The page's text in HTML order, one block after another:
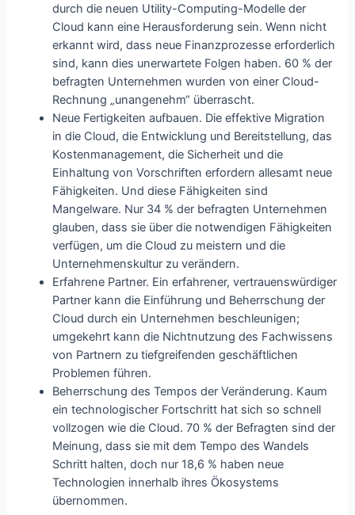
durch die neuen Utility-Computing-Modelle der
Cloud kann eine Herausforderung sein. Wenn nicht
erkannt wird, dass neue Finanzprozesse erforderlich
sind, kann dies unerwartete Folgen haben. 60 % der
befragten Unternehmen wurden von einer Cloud-
Rechnung „unangenehm“ überrascht.
Neue Fertigkeiten aufbauen. Die effektive Migration
in die Cloud, die Entwicklung und Bereitstellung, das
Kostenmanagement, die Sicherheit und die
Einhaltung von Vorschriften erfordern allesamt neue
Fähigkeiten. Und diese Fähigkeiten sind
Mangelware. Nur 34 % der befragten Unternehmen
glauben, dass sie über die notwendigen Fähigkeiten
verfügen, um die Cloud zu meistern und die
Unternehmenskultur zu verändern.
Erfahrene Partner. Ein erfahrener, vertrauenswürdiger
Partner kann die Einführung und Beherrschung der
Cloud durch ein Unternehmen beschleunigen;
umgekehrt kann die Nichtnutzung des Fachwissens
von Partnern zu tiefgreifenden geschäftlichen
Problemen führen.
Beherrschung des Tempos der Veränderung. Kaum
ein technologischer Fortschritt hat sich so schnell
vollzogen wie die Cloud. 70 % der Befragten sind der
Meinung, dass sie mit dem Tempo des Wandels
Schritt halten, doch nur 18,6 % haben neue
Technologien innerhalb ihres Ökosystems
übernommen.